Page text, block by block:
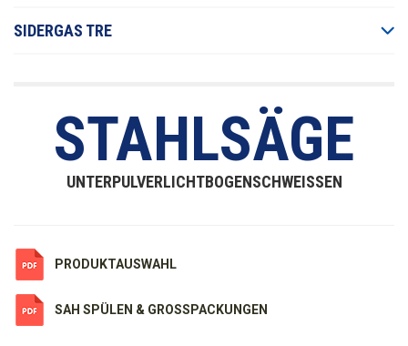
SIDERGAS TRE
STAHLSÄGE
UNTERPULVERLICHTBOGENSCHWEISSEN
PRODUKTAUSWAHL
SAH SPÜLEN & GROSSPACKUNGEN